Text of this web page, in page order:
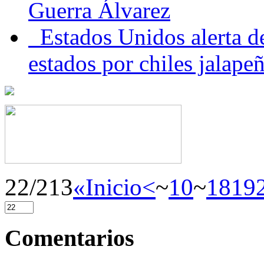
Guerra Álvarez
Estados Unidos alerta
estados por chiles
22/213«Inicio<~10~1819
Comentarios